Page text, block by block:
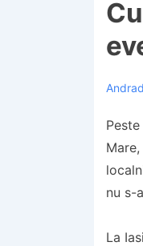
nu s-
La